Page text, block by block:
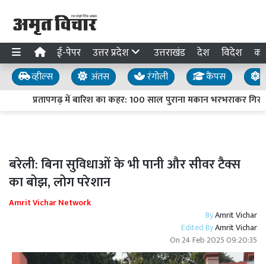
ई-पेपर उत्तर प्रदेश उत्तराखंड देश विदेश
व्हील्स अंतस रंगोली कैंपस
प्रतापगढ़ में बारिश का कहर: 100 साल पुराना मकान भरभराकर
बरेली: बिना सुविधाओं के भी पानी और सीवर टैक्स
का बोझ, लोग परेशान
Amrit Vichar Network
ByAmrit Vichar
Edited ByAmrit Vichar
On 24 Feb 2025 09:20:35